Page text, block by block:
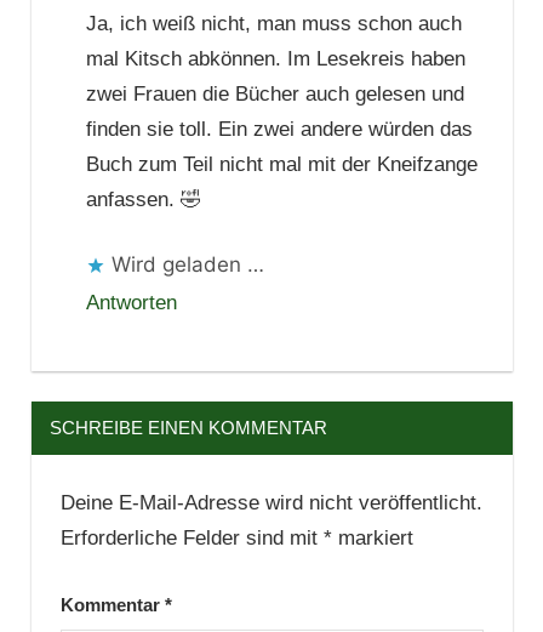
Ja, ich weiß nicht, man muss schon auch
mal Kitsch abkönnen. Im Lesekreis haben
zwei Frauen die Bücher auch gelesen und
finden sie toll. Ein zwei andere würden das
Buch zum Teil nicht mal mit der Kneifzange
anfassen. 🤣
Wird geladen …
Antworten
SCHREIBE EINEN KOMMENTAR
Deine E-Mail-Adresse wird nicht veröffentlicht.
Erforderliche Felder sind mit *markiert
Kommentar *